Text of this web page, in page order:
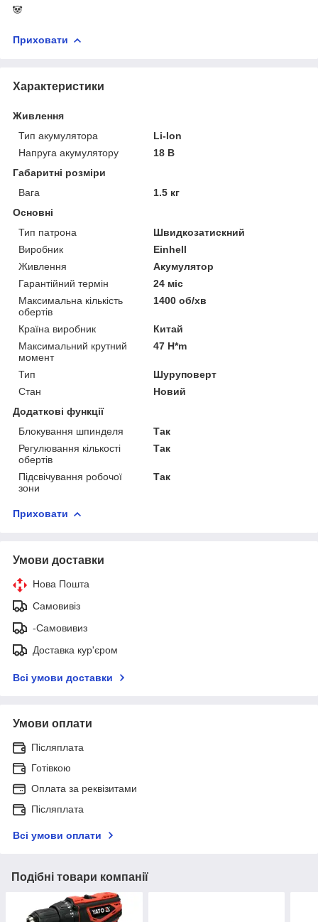
🐼
Приховати
Характеристики
Живлення
Тип акумулятора
Li-Ion
Напруга акумулятору
18 В
Габаритні розміри
Вага
1.5 кг
Основні
Тип патрона
Швидкозатискний
Виробник
Einhell
Живлення
Акумулятор
Гарантійний термін
24 міс
Максимальна кількість
обертів
1400 об/хв
Країна виробник
Китай
Максимальний крутний
момент
47 H*m
Тип
Шуруповерт
Стан
Новий
Додаткові функції
Блокування шпинделя
Так
Регулювання кількості
обертів
Так
Підсвічування робочої
зони
Так
Приховати
Умови доставки
Нова Пошта
Самовивіз
-Самовивиз
Доставка кур'єром
Всі умови доставки
Умови оплати
Післяплата
Готівкою
Оплата за реквізитами
Післяплата
Всі умови оплати
Подібні товари компанії